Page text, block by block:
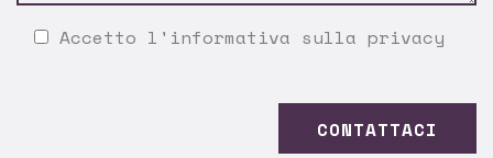
Accetto l' informativa sulla privacy